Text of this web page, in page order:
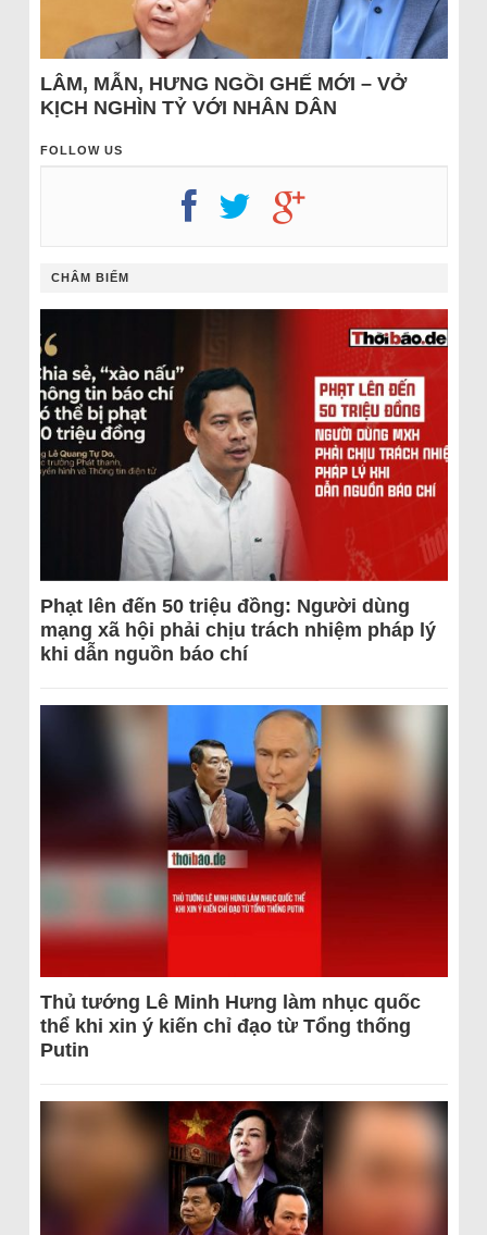
LÂM, MẪN, HƯNG NGỒI GHẾ MỚI – VỞ
KỊCH NGHÌN TỶ VỚI NHÂN DÂN
FOLLOW US
CHÂM BIẾM
Phạt lên đến 50 triệu đồng: Người dùng
mạng xã hội phải chịu trách nhiệm pháp lý
khi dẫn nguồn báo chí
Thủ tướng Lê Minh Hưng làm nhục quốc
thể khi xin ý kiến chỉ đạo từ Tổng thống
Putin